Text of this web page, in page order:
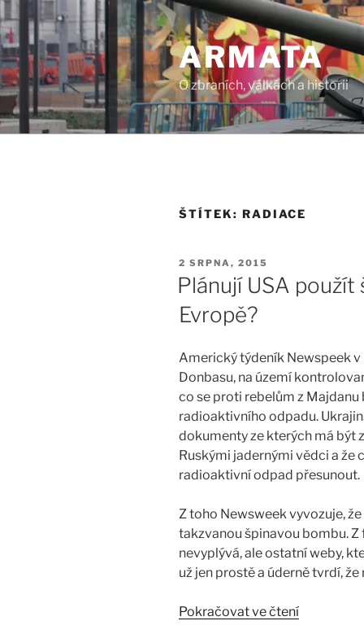
k
obsahu
webu
ARMATA
O zbraních, válkách a historii
ŠTÍTEK: RADIACE
PUBLIKOVÁNO
2 SRPNA, 2015
Plánují USA
Evropě?
Americký týdeník Newspeek
Donbasu, na území
co se proti rebelům z
radioaktivního odpadu.
dokumenty ze kterých má být
Ruskými jadernými vědci a že
radioaktivní odpad přesunout.
Z toho Newsweek vyvozuje,
takzvanou špinavou bombu.
nevyplývá, ale ostatní weby,
už jen prostě a úderně tvrdí,
Pokračovat ve čtení„Plánují